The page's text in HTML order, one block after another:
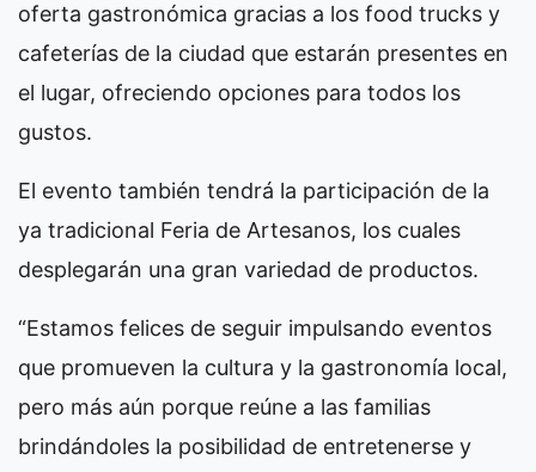
oferta gastronómica gracias a los food trucks y
cafeterías de la ciudad que estarán presentes en
el lugar, ofreciendo opciones para todos los
gustos.
El evento también tendrá la participación de la
ya tradicional Feria de Artesanos, los cuales
desplegarán una gran variedad de productos.
“Estamos felices de seguir impulsando eventos
que promueven la cultura y la gastronomía local,
pero más aún porque reúne a las familias
brindándoles la posibilidad de entretenerse y